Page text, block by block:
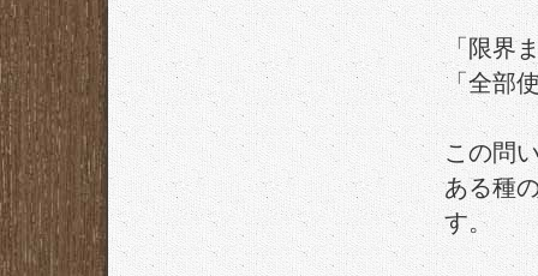
「限界
「全部
この問
ある種
す。